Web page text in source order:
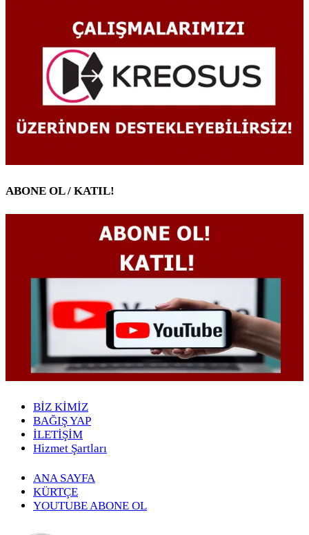
ABONE OL / KATIL!
BİZ KİMİZ
BAĞIŞ YAP
İLETİŞİM
Hizmet Şartları
ANA SAYFA
KÜRTÇE
YOUTUBE ABONE OL